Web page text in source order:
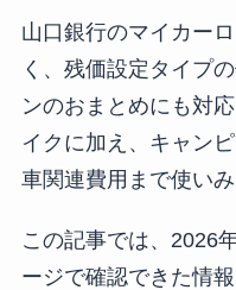
山口銀行のマイカー
く、残価設定タイプ
ンのおまとめにも対
イクに加え、キャン
車関連費用まで使い
この記事では、2026
ージで確認できた情